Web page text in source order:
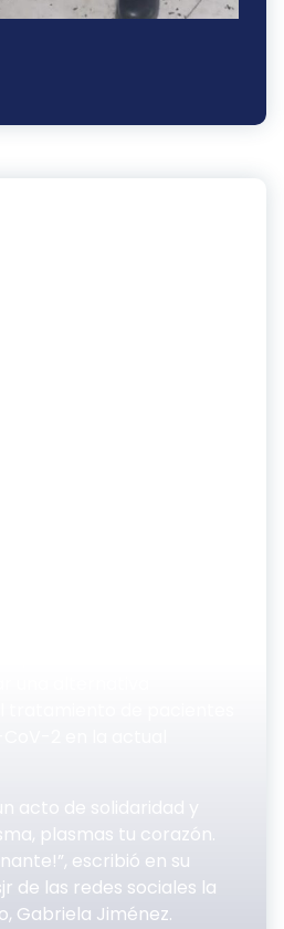
plasmas tu corazón.
escribió en su
de las redes sociales la
Gabriela Jiménez.